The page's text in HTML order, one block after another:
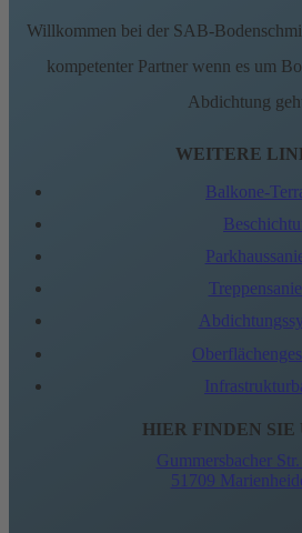
Willkommen bei der SAB-
kompetenter Partner wenn es um
Abdichtung
WEITERE
Balkone-
HIER FINDEN SIE
Gummersbacher
51709